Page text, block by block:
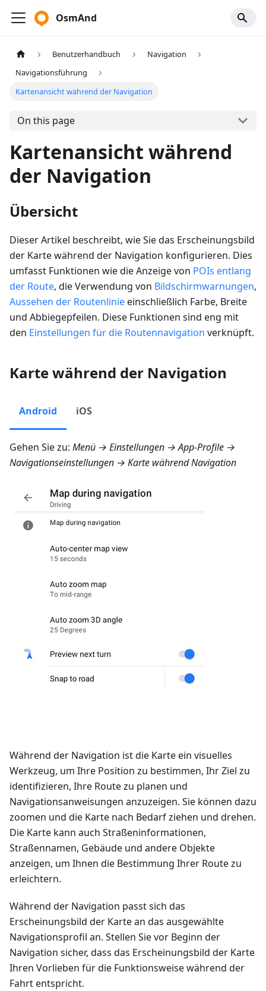
OsmAnd
Benutzerhandbuch
Navigation
Navigationsführung
Kartenansicht während der Navigation
On this page
Kartenansicht während
der Navigation
Übersicht
Dieser Artikel beschreibt, wie Sie das Erscheinungsbild
der Karte während der Navigation konfigurieren. Dies
umfasst Funktionen wie die Anzeige von POIs entlang
der Route, die Verwendung von Bildschirmwarnungen,
Aussehen der Routenlinieeinschließlich Farbe, Breite
und Abbiegepfeilen. Diese Funktionen sind eng mit
den Einstellungen für die Routennavigation verknüpft.
Karte während der Navigation
Android iOS
Gehen Sie zu: Menü → Einstellungen → App-Profile →
Navigationseinstellungen → Karte während Navigation
Während der Navigation ist die Karte ein visuelles
Werkzeug, um Ihre Position zu bestimmen, Ihr Ziel zu
identifizieren, Ihre Route zu planen und
Navigationsanweisungen anzuzeigen. Sie können dazu
zoomen und die Karte nach Bedarf ziehen und drehen.
Die Karte kann auch Straßeninformationen,
Straßennamen, Gebäude und andere Objekte
anzeigen, um Ihnen die Bestimmung Ihrer Route zu
erleichtern.
Während der Navigation passt sich das
Erscheinungsbild der Karte an das ausgewählte
Navigationsprofil an. Stellen Sie vor Beginn der
Navigation sicher, dass das Erscheinungsbild der Karte
Ihren Vorlieben für die Funktionsweise während der
Fahrt entspricht.